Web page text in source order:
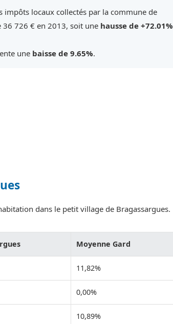
impôts locaux collectés par la commune de
36 726 € en 2013, soit une hausse de +72.01%
une baisse de 9.65%.
dans le petit village de Bragassargues.
Moyenne Gard
11,82%
0,00%
10,89%